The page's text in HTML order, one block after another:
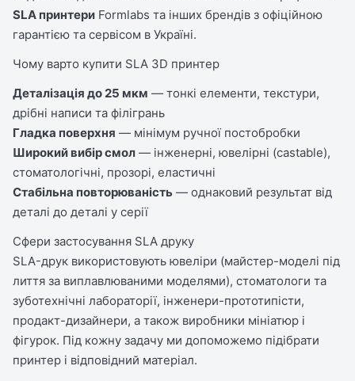
SLA принтери Formlabs та інших брендів з офіційною
гарантією та сервісом в Україні.
Чому варто купити SLA 3D принтер
Деталізація до 25 мкм — тонкі елементи, текстури,
дрібні написи та філігрань
Гладка поверхня — мінімум ручної постобробки
Широкий вибір смол — інженерні, ювелірні (castable),
стоматологічні, прозорі, еластичні
Стабільна повторюваність — однаковий результат від
деталі до деталі у серії
Сфери застосування SLA друку
SLA-друк використовують ювеліри (майстер-моделі під
лиття за виплавлюваними моделями), стоматологи та
зуботехнічні лабораторії, інженери-прототипісти,
продакт-дизайнери, а також виробники мініатюр і
фігурок. Під кожну задачу ми допоможемо підібрати
принтер і відповідний матеріал.